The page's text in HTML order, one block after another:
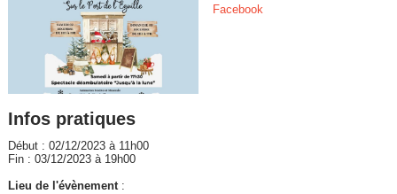
Facebook
Infos pratiques
Début : 02/12/2023 à 11h00
Fin : 03/12/2023 à 19h00
Lieu de l'évènement: